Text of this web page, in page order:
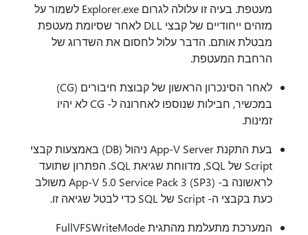
מעטפת. בעיה זו עלולה לגרום Explorer.exe לשמור על
מזהים ייחודיים של קבצי DLL לאחר שסיומת מעטפת
מבטלת אותם. הדבר עלול לחסום את השדרוג של
הרחבת המעטפת.
לאחר הסינכרון הראשון של קבוצת חיבורים (CG)
במכשיר, חבילות שנוספו לאחרונה ל- CG לא יהיו
זמינות.
בעת התקנת App-V Server ניהול (DB) באמצעות קבצי
Script של SQL, מדווחת שגיאת SQL. הפתרון שתועד
לראשונה ב- App-V 5.0 Service Pack 3 (SP3) משולב
כעת בקבצי ה- Script של SQL כדי לבטל שגיאה זו.
המערכת מתעלמת מהתגית FullVFSWriteMode